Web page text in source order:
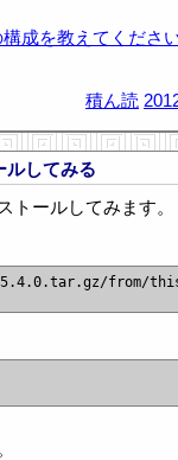
成を教えてくださ
積ん読
ルしてみる
トールしてみます。
from/